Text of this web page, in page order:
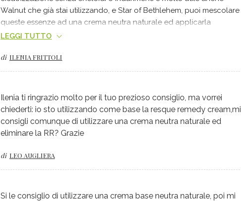
Walnut che già stai utilizzando, e Star of Bethlehem, puoi mescolare
queste essenze ad una crema neutra naturale ed applicarla
localmente sulle zone interessate 2 volte al giorno. Questo ti potrà
caro saluto
LEGGI TUTTO
di ILENIA FRITTOLI
Ilenia ti ringrazio molto per il tuo prezioso consiglio, ma vorrei
chiederti: io sto utilizzando come base la resque remedy cream,mi
consigli comunque di utilizzare una crema neutra naturale ed
eliminare la RR? Grazie
di LEO AUGLIERA
Si le consiglio di utilizzare una crema base neutra naturale, poi mi